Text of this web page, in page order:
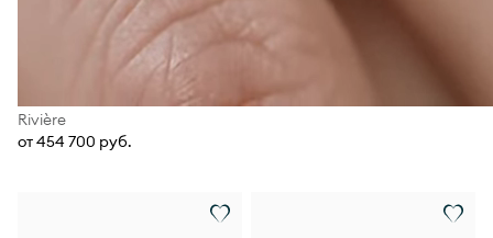
Rivière
от 454 700 руб.